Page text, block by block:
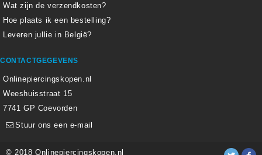
Wat zijn de verzendkosten?
Hoe plaats ik een bestelling?
Leveren jullie in België?
CONTACTGEGEVENS
Onlinepiercingskopen.nl
Weeshuisstraat 15
7741 GP Coevorden
Stuur ons een e-mail
© 2018 Onlinepiercingskopen.nl